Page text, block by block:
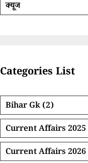
क्यूज
Categories List
Bihar Gk (2)
Current Affairs 2025
Current Affairs 2026